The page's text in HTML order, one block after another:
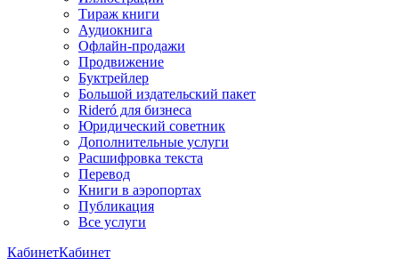
Тираж книги
Аудиокнига
Офлайн-продажи
Продвижение
Буктрейлер
Большой издательский пакет
Rideró для бизнеса
Юридический советник
Дополнительные услуги
Расшифровка текста
Перевод
Книги в аэропортах
Публикация
Все услуги
КабинетКабинет